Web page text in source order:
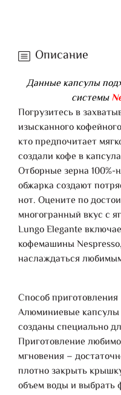
Описание
Данные капсулы
системы
Погрузитесь в
изысканного
кто предпочитает
создали кофе в
Отборные зерна 100%-
обжарка создают
нот. Оцените по
многогранный вкус с
Lungo Elegante
кофемашины
наслаждаться
Способ приготовления
Алюминиевые капсулы
созданы специально
Приготовление
мгновения –
плотно закрыть
объем воды и выбрать